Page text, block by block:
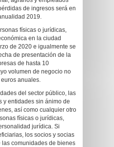
de ingresos será en
2019.
físicas o jurídicas,
en la ciudad
de 2020 e igualmente se
de presentación de la
de hasta 10
volumen de negocio no
anuales.
del sector público, las
y entidades sin ánimo de
así como cualquier otro
físicas o jurídicas,
jurídica. Si
los socios y socias
comunidades de bienes